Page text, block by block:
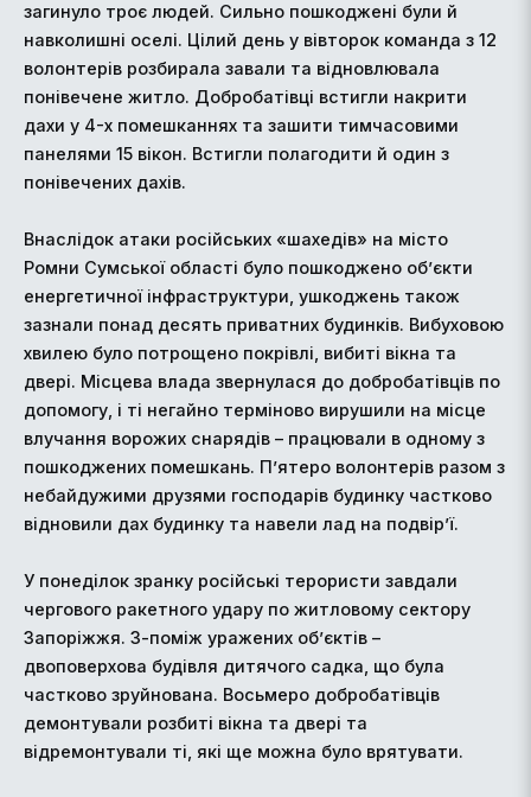
загинуло троє людей. Сильно пошкоджені були й
навколишні оселі. Цілий день у вівторок команда з 12
волонтерів розбирала завали та відновлювала
понівечене житло. Добробатівці встигли накрити
дахи у 4-х помешканнях та зашити тимчасовими
панелями 15 вікон. Встигли полагодити й один з
понівечених дахів.
Внаслідок атаки російських «шахедів» на місто
Ромни Сумської області було пошкоджено об’єкти
енергетичної інфраструктури, ушкоджень також
зазнали понад десять приватних будинків. Вибуховою
хвилею було потрощено покрівлі, вибиті вікна та
двері. Місцева влада звернулася до добробатівців по
допомогу, і ті негайно терміново вирушили на місце
влучання ворожих снарядів – працювали в одному з
пошкоджених помешкань. П’ятеро волонтерів разом з
небайдужими друзями господарів будинку частково
відновили дах будинку та навели лад на подвір’ї.
У понеділок зранку російські терористи завдали
чергового ракетного удару по житловому сектору
Запоріжжя. З-поміж уражених об’єктів –
двоповерхова будівля дитячого садка, що була
частково зруйнована. Восьмеро добробатівців
демонтували розбиті вікна та двері та
відремонтували ті, які ще можна було врятувати.